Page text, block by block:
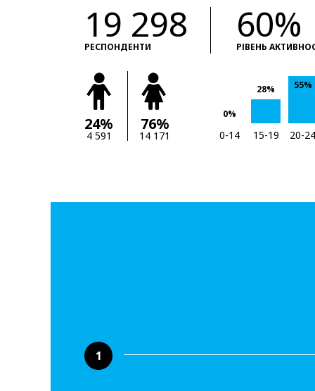
19 298
РЕСПОНДЕНТИ
60%
РІВЕНЬ
24%
4 591
76%
14 171
0%
28% 55%
0-14 15-19 20-24
1